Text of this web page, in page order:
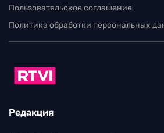
Пользовательское соглашение
Политика обработки персональных
Редакция